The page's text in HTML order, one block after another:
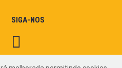
SIGA-NOS